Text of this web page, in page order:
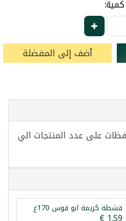
كمية:
أضف إلى المفضلة
على عدد المنتجات الي
قشطة كريمة ابو قوس 170غ